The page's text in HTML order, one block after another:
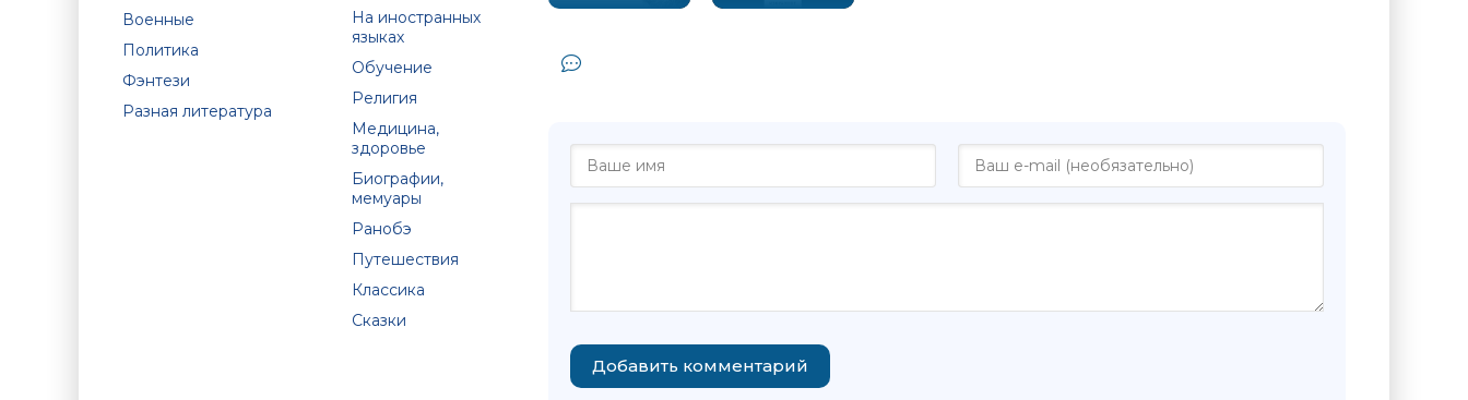
Военные
Политика
Фэнтези
Разная литература
На иностранных
языках
Обучение
Религия
Медицина,
здоровье
Биографии,
мемуары
Ранобэ
Путешествия
Классика
Сказки
Добавить комментарий